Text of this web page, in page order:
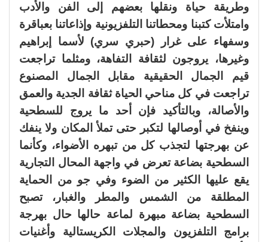
وطريقة حياة ونقلها بعضهم إلى الفن والأدب
وامتلأت كتبنا ومحطاتنا التلفزيونية وإذاعاتنا بعباقرة
وسفهاء على غرار (حبري سري) لأسما إبراهيم
وغيرها، يروجون لثقافة التفاهة، ومثلما تراجعت
قيم الجمال الحقيقية مقابل الجمال المصنوع
تراجعت في كل مناحي الحياة ثقافة الجدية والعمق
والأصالة، وبالتأكيد فإن أحد ما يروج للسطحية
وينفخ في أوصالها لتكبر حتى تملأ المكان ولا ينفك
عن بهرجتها لتجذب كل من تبهره الأضواء، وكأنما
السطحية بضاعة تعرض في واجهة المحال التجارية
يقع عليها الكثير من الضوء وفي جو من الحماية
المطلقة من الشمس والمطر والغبار، تصبح
السطحية بضاعة مبهرة لماعة حالها حال بهرجة
برامج التلفزيون والمجلات الكريستالية وأغنيات